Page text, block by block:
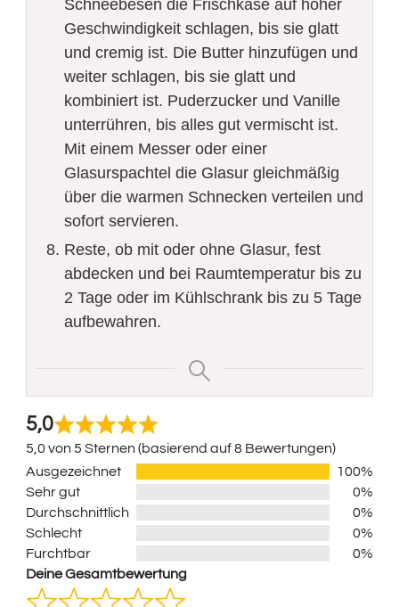
Schneebesen die Frischkäse auf hoher
Geschwindigkeit schlagen, bis sie glatt
und cremig ist. Die Butter hinzufügen und
weiter schlagen, bis sie glatt und
kombiniert ist. Puderzucker und Vanille
unterrühren, bis alles gut vermischt ist.
Mit einem Messer oder einer
Glasurspachtel die Glasur gleichmäßig
über die warmen Schnecken verteilen und
sofort servieren.
Reste, ob mit oder ohne Glasur, fest
abdecken und bei Raumtemperatur bis zu
2 Tage oder im Kühlschrank bis zu 5 Tage
aufbewahren.
5,0
5,0 von 5 Sternen (basierend auf 8 Bewertungen)
Ausgezeichnet
100%
Sehr gut
0%
Durchschnittlich
0%
Schlecht
0%
Furchtbar
0%
Deine Gesamtbewertung